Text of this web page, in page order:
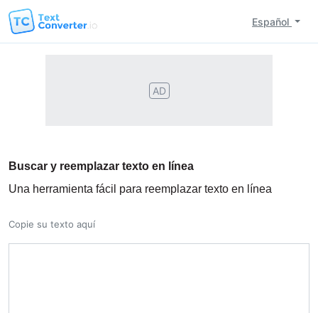
Español
AD
Buscar y reemplazar texto en línea
Una herramienta fácil para reemplazar texto en línea
Copie su texto aquí